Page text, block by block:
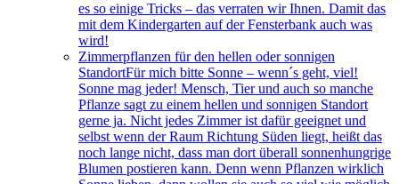
es so einige Tricks – das verraten wir Ihnen. Damit das
mit dem Kindergarten auf der Fensterbank auch was
wird!
Zimmerpflanzen für den hellen oder sonnigen
StandortFür mich bitte Sonne – wenn´s geht, viel!
Sonne mag jeder! Mensch, Tier und auch so manche
Pflanze sagt zu einem hellen und sonnigen Standort
gerne ja. Nicht jedes Zimmer ist dafür geeignet und
selbst wenn der Raum Richtung Süden liegt, heißt das
noch lange nicht, dass man dort überall sonnenhungrige
Blumen postieren kann. Denn wenn Pflanzen wirklich